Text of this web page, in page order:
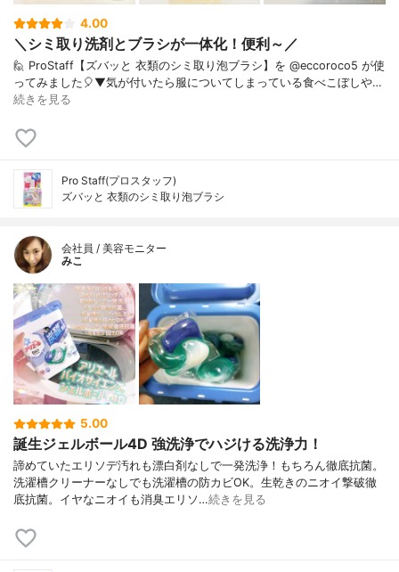
4.00
＼シミ取り洗剤とブラシが一体化！便利～／
🙋 ProStaff【ズバッと 衣類のシミ取り泡ブラシ】を @eccoroco5 が使
ってみました🎈⁡⁡⁡⁡⁡▼⁡気が付いたら服についてしまっている食べこぼしや…
続きを見る
Pro Staff(プロスタッフ)
ズバッと 衣類のシミ取り泡ブラシ
会社員 / 美容モニター
みこ
5.00
誕生ジェルボール4D 強洗浄でハジける洗浄力！
諦めていたエリソデ汚れも漂白剤なしで一発洗浄！もちろん徹底抗菌。
洗濯槽クリーナーなしでも洗濯槽の防カビOK。生乾きのニオイ撃破徹
底抗菌。イヤなニオイも消臭エリソ…続きを見る